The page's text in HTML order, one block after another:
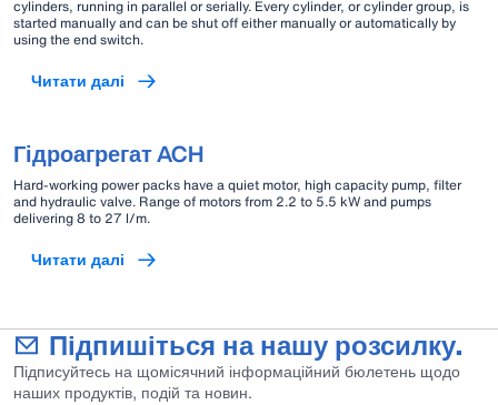
cylinders, running in parallel or serially. Every cylinder, or cylinder group, is
started manually and can be shut off either manually or automatically by
using the end switch.
Читати далі
Гідроагрегат ACH
Hard-working power packs have a quiet motor, high capacity pump, filter
and hydraulic valve. Range of motors from 2.2 to 5.5 kW and pumps
delivering 8 to 27 l/m.
Читати далі
Підпишіться на нашу розсилку.
Підписуйтесь на щомісячний інформаційний бюлетень щодо
наших продуктів, подій та новин.